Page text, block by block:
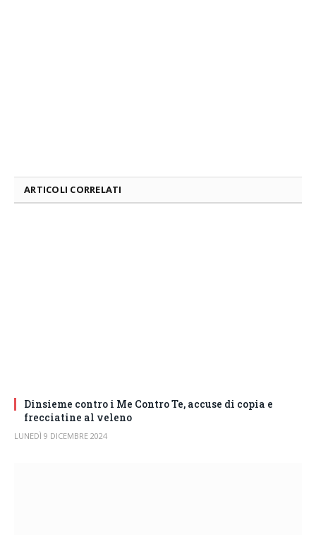
ARTICOLI CORRELATI
Dinsieme contro i Me Contro Te, accuse di copia e
frecciatine al veleno
LUNEDÌ 9 DICEMBRE 2024